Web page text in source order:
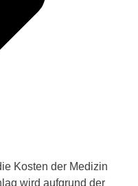
Kosten der Medizin
wird aufgrund der